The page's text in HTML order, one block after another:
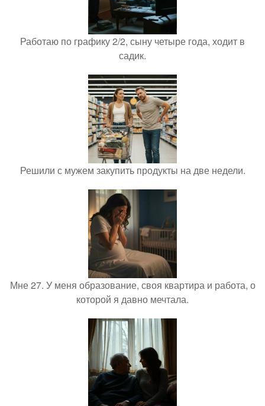
Работаю по графику 2/2, сыну четыре года, ходит в
садик.
Решили с мужем закупить продукты на две недели.
Мне 27. У меня образование, своя квартира и работа, о
которой я давно мечтала.